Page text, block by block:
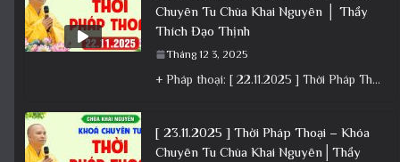
Chuyên Tu Chùa Khai Nguyên │ Thầy
Thích Đạo Thịnh
Tháng 12 3, 2025
+ Pháp thoại: [ 22.11.2025 ] Thời Pháp Thoại – Khóa Chuyên Tu Chùa Khai Nguyên │ Thầy Thích Đạo
[ 23.11.2025 ] Thời Pháp Thoại – Khóa
Chuyên Tu Chùa Khai Nguyên│Thầy